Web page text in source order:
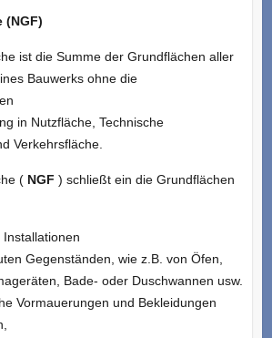
(NGF)
ist die Summe der Grundflächen aller
Bauwerks ohne die
in Nutzfläche, Technische
Verkehrsfläche.
( NGF ) schließt ein die Grundflächen
Gegenständen, wie z.B. von Öfen,
Bade- oder Duschwannen usw.
Vormauerungen und Bekleidungen